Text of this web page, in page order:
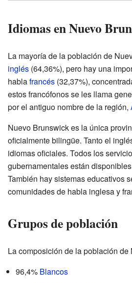
Idiomas en Nuevo
La mayoría de la población de
inglés (64,36%), pero hay una
hablafrancés (32,37%),
estos francófonos se les llama
por el antiguo nombre de la región,
Nuevo Brunswick es la única
oficialmente bilingüe. Tanto el
idiomas oficiales. Todos los
gubernamentales están
También hay sistemas educativos
comunidades de habla inglesa y
Grupos de población
La composición de la población de
96,4% Blancos